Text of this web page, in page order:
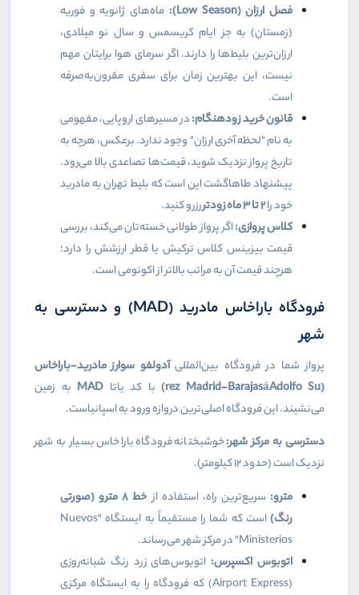
فصل ارزان (Low Season
): ماه‌های ژانویه و فوریه
(زمستان) به جز ایام کریسمس و سال نو میلادی،
ارزان‌ترین بلیط‌ها را دارند. اگر سرمای هوا برایتان مهم
نیست، این بهترین زمان برای سفری مقرون‌به‌صرفه
است.
قانون خرید زودهنگام:در مسیرهای اروپایی، مفهومی
به نام "لحظه آخری ارزان" وجود ندارد. برعکس، هرچه به
تاریخ پرواز نزدیک شوید، قیمت‌ها تصاعدی بالا می‌رود.
پیشنهاد طاهاگشت این است که بلیط تهران به مادرید
خود را۲تا۳ماه زودتررزرو کنید.
کلاس پروازی:اگر پرواز طولانی خسته‌تان می‌کند، بررسی
قیمت بیزینس کلاس ترکیش یا قطر ارزشش را دارد؛
هرچند قیمت آن به مراتب بالاتر از اکونومی است.
فرودگاه باراخاس مادرید (MAD) و دسترسی به
شهر
پرواز شما در فرودگاه بین‌المللیآدولفو سوارز مادرید-باراخاس
(
Adolfo Su
á
rez Madrid-Barajas
) با کد یاتا MAD به زمین
می‌نشیند. این فرودگاه اصلی‌ترین دروازه ورود به اسپانیاست.
دسترسی به مرکز شهر:خوشبختانه فرودگاه باراخاس بسیار به شهر
نزدیک است (حدود ۱۲ کیلومتر).
مترو: سریع‌ترین راه، استفاده از خط ۸مترو (صورتی
رنگ)است که شما را مستقیماً به ایستگاه "Nuevos
Ministerios" در مرکز شهر می‌رساند.
اتوبوس اکسپرس: اتوبوس‌های زرد رنگ شبانه‌روزی
(
Airport Express) که فرودگاه را به ایستگاه مرکزی